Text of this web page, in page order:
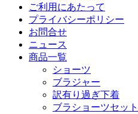
ご利用にあたって
プライバシーポリシー
お問合せ
ニュース
商品一覧
ショーツ
ブラジャー
訳有り過ぎ下着
ブラショーツセット